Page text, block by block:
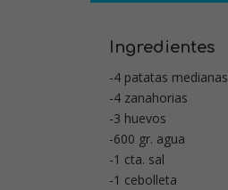
Ingredientes
-4 patatas medianas
-4 zanahorias
-3 huevos
-600 gr. agua
-1 cta. sal
-1 cebolleta